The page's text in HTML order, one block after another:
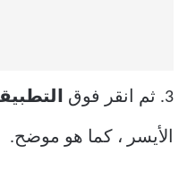
3. ثم انقر فوق
الأيسر ، كما هو موضح.